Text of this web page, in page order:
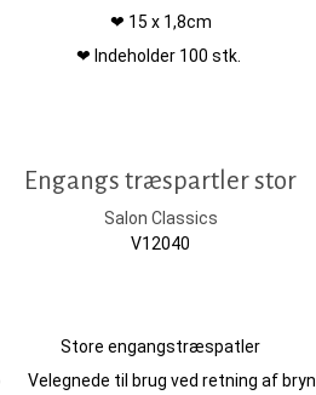
❤ 15 x 1,8cm
❤ Indeholder 100 stk.
Engangs træspartler stor
Salon Classics
V12040
Store engangstræspatler
Velegnede til brug ved retning af bryn